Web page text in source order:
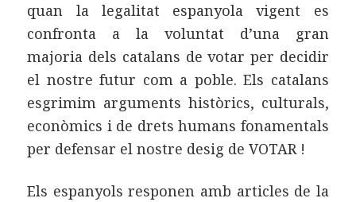
quan la legalitat espanyola vigent es
confronta a la voluntat d’una gran
majoria dels catalans de votar per decidir
el nostre futur com a poble. Els catalans
esgrimim arguments històrics, culturals,
econòmics i de drets humans fonamentals
per defensar el nostre desig de VOTAR !
Els espanyols responen amb articles de la